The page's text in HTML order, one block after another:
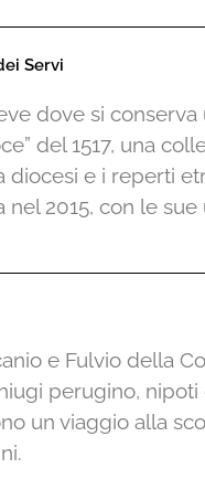
Servi
dove si
del 1517, una
diocesi e i reperti
2015, con le
e Fulvio della
perugino,
un viaggio alla